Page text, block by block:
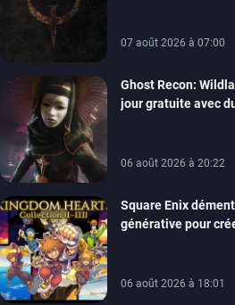
07 août 2026 à 07:00
Ghost Recon:
jour gratuite avec
06 août 2026 à 20:22
Square Enix
générative pour
06 août 2026 à 18:01